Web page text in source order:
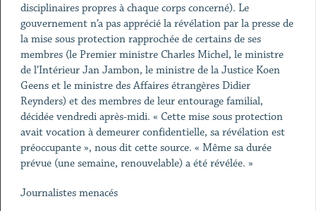
disciplinaires propres à chaque corps concerné). Le
gouvernement n’a pas apprécié la révélation par la presse de
la mise sous protection rapprochée de certains de ses
membres (le Premier ministre Charles Michel, le ministre
de l’Intérieur Jan Jambon, le ministre de la Justice Koen
Geens et le ministre des Affaires étrangères Didier
Reynders) et des membres de leur entourage familial,
décidée vendredi après-midi. « Cette mise sous protection
avait vocation à demeurer confidentielle, sa révélation est
préoccupante », nous dit cette source. « Même sa durée
prévue (une semaine, renouvelable) a été révélée. »
Journalistes menacés